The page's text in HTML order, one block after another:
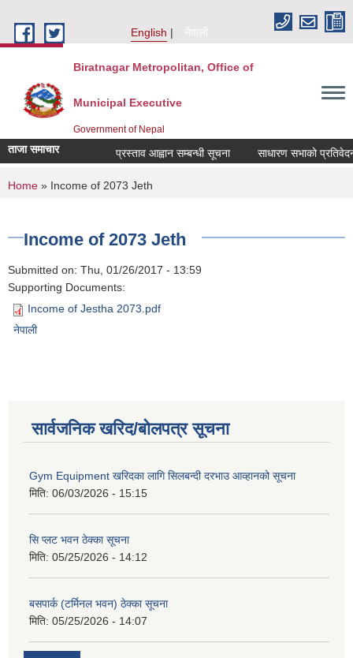
English
नेपाली
Biratnagar Metropolitan, Office of
Municipal Executive
Government of Nepal
ताजा समाचार प्रस्ताव आह्वान सम्बन्धी सूचना साधारण सभाको
You are here
Home » Income of 2073 Jeth
Income of 2073 Jeth
Submitted on: Thu, 01/26/2017 - 13:59
Supporting Documents:
Income of Jestha 2073.pdf
नेपाली
सार्वजनिक खरिद/बोलपत्र सूचना
Gym Equipment खरिदका लागि सिलबन्दी दरभाउ आव्हानको सूचना
मिति: 06/03/2026 - 15:15
सि प्लट भवन ठेक्का सूचना
मिति: 05/25/2026 - 14:12
बसपार्क (टर्मिनल भवन) ठेक्का सूचना
मिति: 05/25/2026 - 14:07